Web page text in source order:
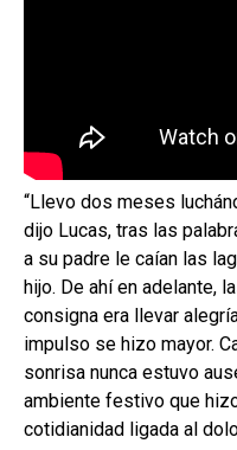
“Llevo dos meses
dijo Lucas, tras las
a su padre le caían las
hijo. De ahí en adelante,
consigna era llevar
impulso se hizo mayor.
sonrisa nunca estuvo
ambiente festivo que
cotidianidad ligada al